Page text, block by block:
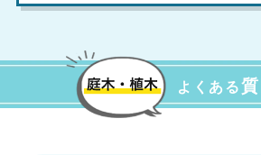
よくある